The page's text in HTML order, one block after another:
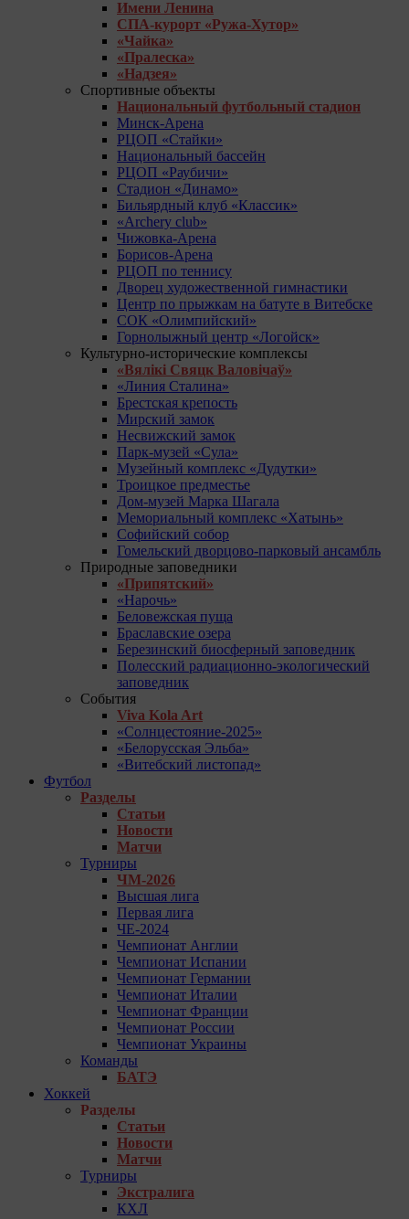
Имени Ленина
СПА-курорт «Ружа-Хутор»
«Чайка»
«Пралеска»
«Надзея»
Спортивные объекты
Национальный футбольный стадион
Минск-Арена
РЦОП «Стайки»
Национальный бассейн
РЦОП «Раубичи»
Стадион «Динамо»
Бильярдный клуб «Классик»
«Archery club»
Чижовка-Арена
Борисов-Арена
РЦОП по теннису
Дворец художественной гимнастики
Центр по прыжкам на батуте в Витебске
СОК «Олимпийский»
Горнолыжный центр «Логойск»
Культурно-исторические комплексы
«Вялікі Свяцк Валовічаў»
«Линия Сталина»
Брестская крепость
Мирский замок
Несвижский замок
Парк-музей «Сула»
Музейный комплекс «Дудутки»
Троицкое предместье
Дом-музей Марка Шагала
Мемориальный комплекс «Хатынь»
Софийский собор
Гомельский дворцово-парковый ансамбль
Природные заповедники
«Припятский»
«Нарочь»
Беловежская пуща
Браславские озера
Березинский биосферный заповедник
Полесский радиационно-экологический
заповедник
События
Viva Kola Art
«Солнцестояние-2025»
«Белорусская Эльба»
«Витебский листопад»
Футбол
Разделы
Статьи
Новости
Матчи
Турниры
ЧМ-2026
Высшая лига
Первая лига
ЧЕ-2024
Чемпионат Англии
Чемпионат Испании
Чемпионат Германии
Чемпионат Италии
Чемпионат Франции
Чемпионат России
Чемпионат Украины
Команды
БАТЭ
Хоккей
Разделы
Статьи
Новости
Матчи
Турниры
Экстралига
КХЛ